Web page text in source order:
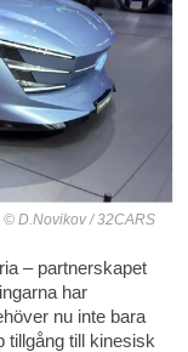
D.Novikov / 32CARS
– partnerskapet
har
nu inte bara
tillgång till kinesisk